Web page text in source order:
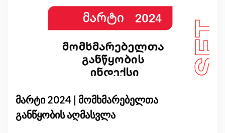
მარტი 2024 | მომხმარებელთა
განწყობის აღმასვლა